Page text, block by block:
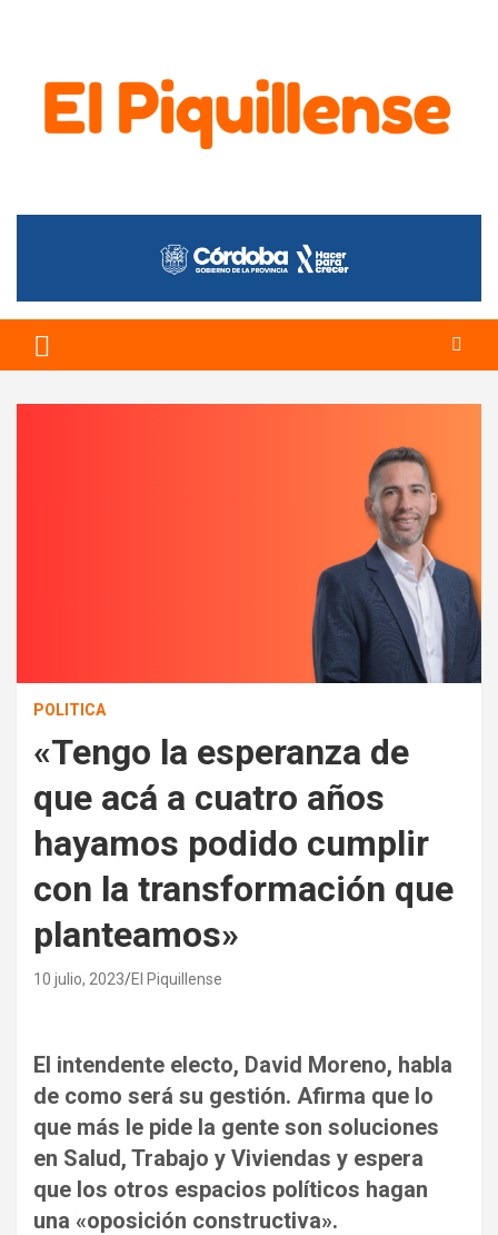
El Piquillense
POLITICA
«Tengo la esperanza de
que acá a cuatro años
hayamos podido cumplir
con la transformación que
planteamos»
10 julio, 2023 El Piquillense
El intendente electo, David Moreno, habla
de como será su gestión. Afirma que lo
que más le pide la gente son soluciones
en Salud, Trabajo y Viviendas y espera
que los otros espacios políticos hagan
una «oposición constructiva».